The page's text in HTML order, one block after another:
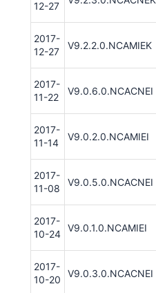
12-27
2017-
12-27
V9.2.2.0.NCAMIEK
2017-
11-22
V9.0.6.0.NCACNEI
2017-
11-14
V9.0.2.0.NCAMIEI
2017-
11-08
V9.0.5.0.NCACNEI
2017-
10-24
V9.0.1.0.NCAMIEI
2017-
10-20
V9.0.3.0.NCACNEI